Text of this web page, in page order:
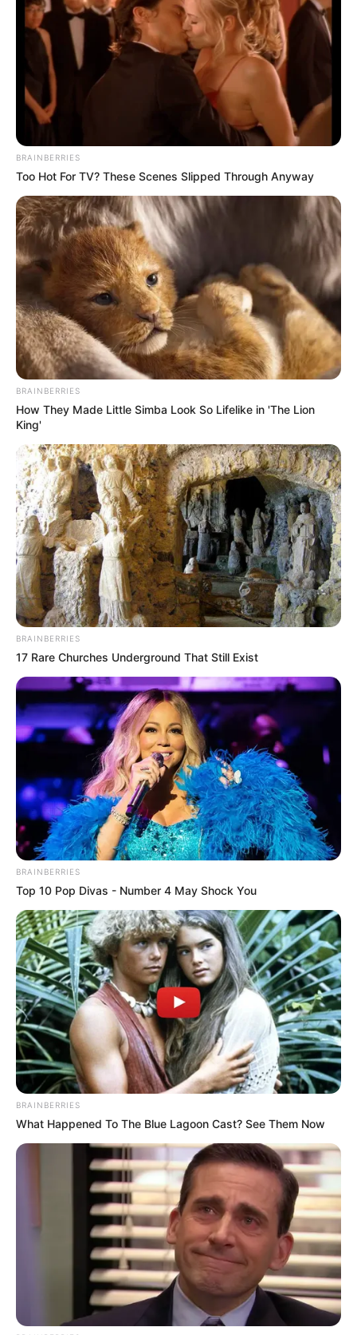
BRAINBERRIES
Too Hot For TV? These Scenes Slipped Through Anyway
BRAINBERRIES
How They Made Little Simba Look So Lifelike in 'The Lion
King'
BRAINBERRIES
17 Rare Churches Underground That Still Exist
BRAINBERRIES
Top 10 Pop Divas - Number 4 May Shock You
BRAINBERRIES
What Happened To The Blue Lagoon Cast? See Them Now